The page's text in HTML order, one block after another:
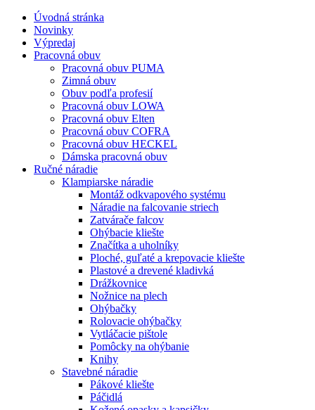
Úvodná stránka
Novinky
Výpredaj
Pracovná obuv
Pracovná obuv PUMA
Zimná obuv
Obuv podľa profesií
Pracovná obuv LOWA
Pracovná obuv Elten
Pracovná obuv COFRA
Pracovná obuv HECKEL
Dámska pracovná obuv
Ručné náradie
Klampiarske náradie
Montáž odkvapového systému
Náradie na falcovanie striech
Zatvárače falcov
Ohýbacie kliešte
Značítka a uholníky
Ploché, guľaté a krepovacie kliešte
Plastové a drevené kladivká
Drážkovnice
Nožnice na plech
Ohýbačky
Rolovacie ohýbačky
Vytláčacie pištole
Pomôcky na ohýbanie
Knihy
Stavebné náradie
Pákové kliešte
Páčidlá